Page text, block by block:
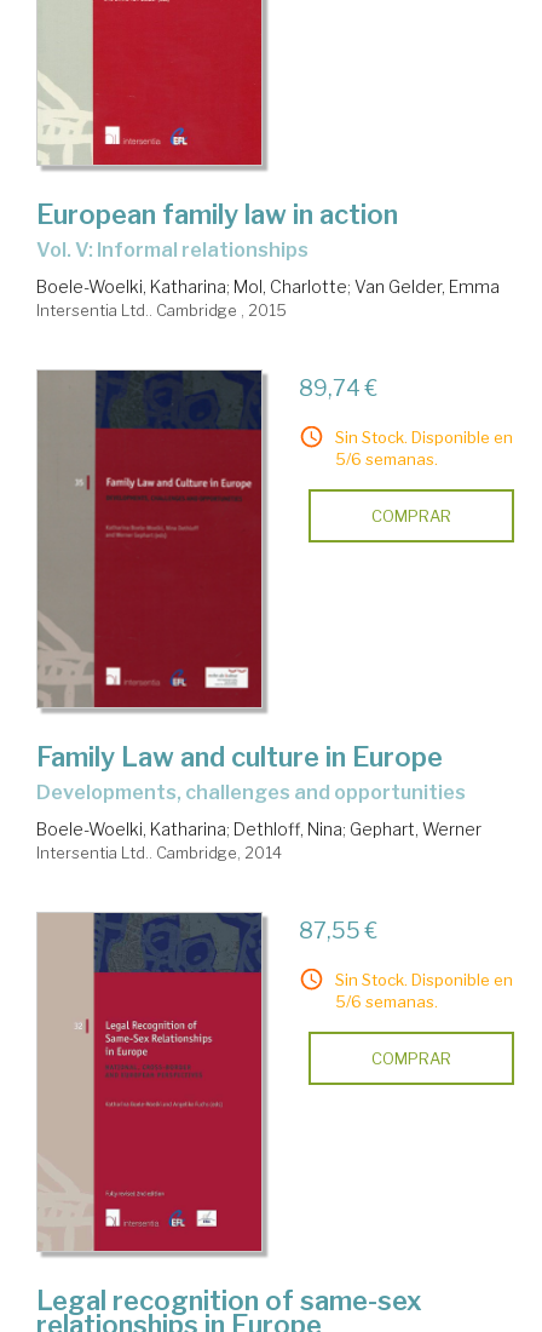
European family law in action
Vol. V: Informal relationships
Boele-Woelki, Katharina; Mol, Charlotte; Van Gelder, Emma
Intersentia Ltd.. Cambridge , 2015
89,74 €
Sin Stock. Disponible en
5/6 semanas.
COMPRAR
Family Law and culture in Europe
developments, challenges and opportunities
Boele-Woelki, Katharina; Dethloff, Nina; Gephart, Werner
Intersentia Ltd.. Cambridge, 2014
87,55 €
Sin Stock. Disponible en
5/6 semanas.
COMPRAR
Legal recognition of same-sex
relationships in Europe